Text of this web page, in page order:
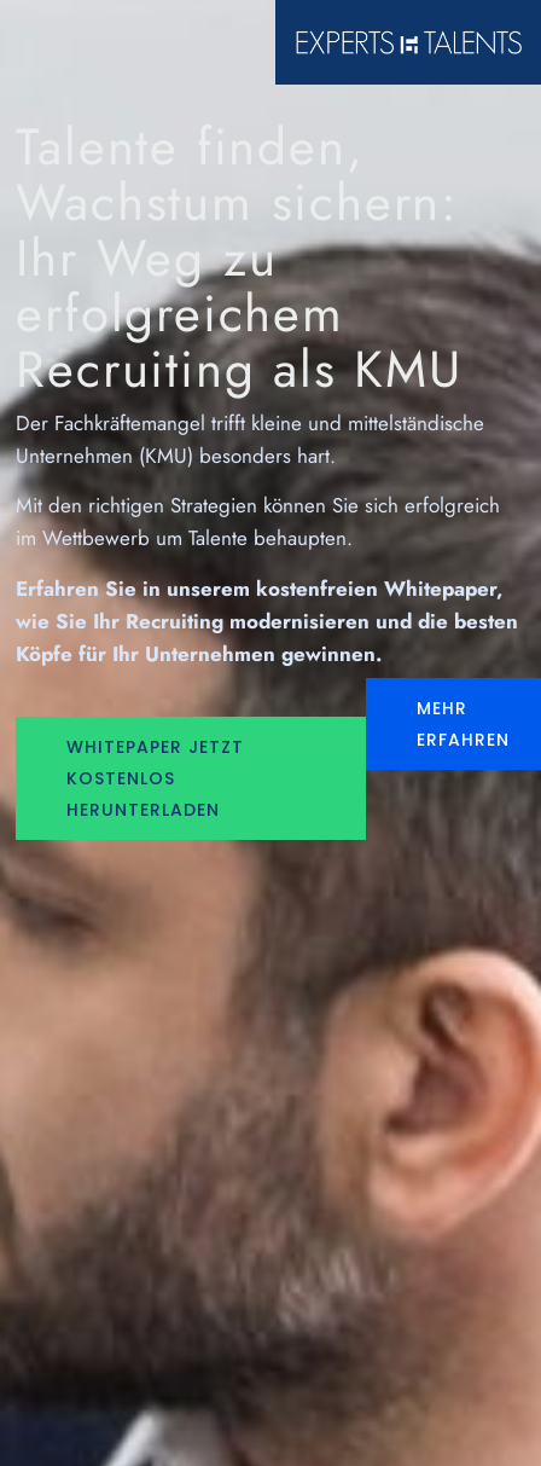
Wachstum sichern:
Ihr Weg zu
erfolgreichem
Recruiting als KMU
Der Fachkräftemangel trifft kleine und mittelständische
Unternehmen (KMU) besonders hart.
Mit den richtigen Strategien können Sie sich erfolgreich
im Wettbewerb um Talente behaupten.
Erfahren Sie in unserem kostenfreien Whitepaper,
wie Sie Ihr Recruiting modernisieren und die besten
Köpfe für Ihr Unternehmen gewinnen.
WHITEPAPER JETZT
KOSTENLOS
HERUNTERLADEN
MEHR
ERFAHREN